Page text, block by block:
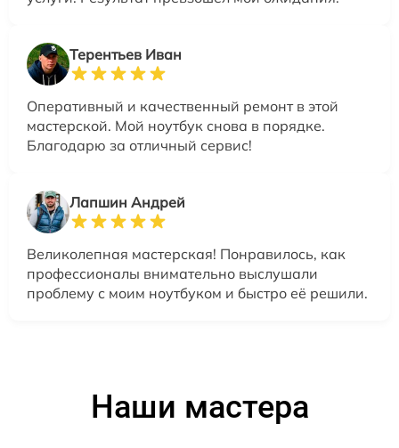
Терентьев Иван
Оперативный и качественный ремонт в этой
мастерской. Мой ноутбук снова в порядке.
Благодарю за отличный сервис!
Лапшин Андрей
Великолепная мастерская! Понравилось, как
профессионалы внимательно выслушали
проблему с моим ноутбуком и быстро её решили.
Наши мастера